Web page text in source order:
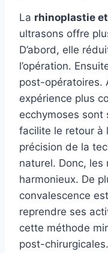
La rhinoplastie
ultrasons offre
D’abord, elle
l’opération.
post-opératoires.
expérience plus
ecchymoses sont
facilite le retour à
précision de la
naturel. Donc, les
harmonieux. De
convalescence
reprendre ses
cette méthode
post-